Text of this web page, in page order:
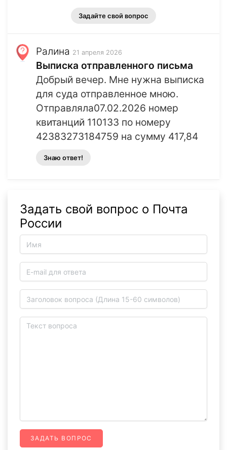
Задайте свой вопрос
Ралина 21 апреля 2026
Выписка отправленного письма
Добрый вечер. Мне нужна выписка
для суда отправленное мною.
Отправляла07.02.2026 номер
квитанций 110133 по номеру
42383273184759 на сумму 417,84
Знаю ответ!
Задать свой вопрос о Почта
России
ЗАДАТЬ ВОПРОС